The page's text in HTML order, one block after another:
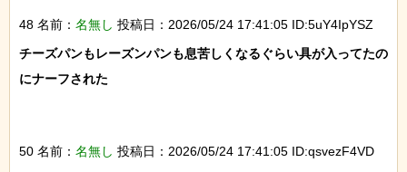
48 名前： 名無し 投稿日：2026/05/24 17:41:05 ID:5uY4IpYSZ
チーズパンもレーズンパンも息苦しくなるぐらい具が入ってたの
にナーフされた
50 名前： 名無し 投稿日：2026/05/24 17:41:05 ID:qsvezF4VD